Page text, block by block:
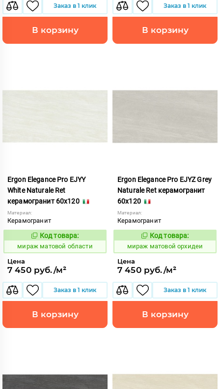
Заказ в 1 клик
В корзину
Заказ в 1 клик
В корзину
Ergon Elegance Pro EJYY
White Naturale Ret
керамогранит 60x120
Материал:
Керамогранит
991063
Код товара:
мираж матовой области
Цена
7 450 руб./м²
Заказ в 1 клик
В корзину
Ergon Elegance Pro EJYZ Grey
Naturale Ret керамогранит
60x120
Материал:
Керамогранит
991064
Код товара:
мираж матовой орхидеи
Цена
7 450 руб./м²
Заказ в 1 клик
В корзину